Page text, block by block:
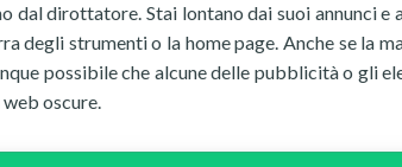
dal dirottatore. Stai lontano dai suoi annunci
degli strumenti o la home page. Anche se la
possibile che alcune delle pubblicità o gli
oscure.